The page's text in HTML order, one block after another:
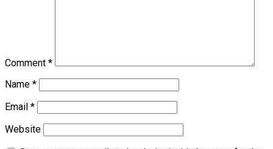
Comment *
Name *
Email *
Website